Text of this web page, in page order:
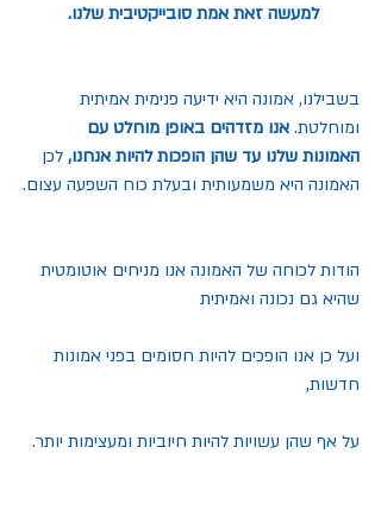
למעשה זאת אמת סובייקטיבית שלנו.
בשבילנו, אמונה היא ידיעה פנימית אמיתית
ומוחלטת. אנו מזדהים באופן מוחלט עם
האמונות שלנו עד שהן הופכות להיות אנחנו, לכן
האמונה היא משמעותית ובעלת כוח השפעה עצום.
הודות לכוחה של האמונה אנו מניחים אוטומטית
שהיא גם נכונה ואמיתית
ועל כן אנו הופכים להיות חסומים בפני אמונות
חדשות,
על אף שהן עשויות להיות חיוביות ומעצימות יותר.